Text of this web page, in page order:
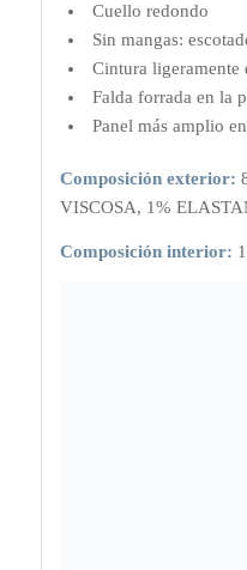
Cuello redondo
Sin mangas:
Cintura ligeramente
Falda forrada en la
Panel más amplio
Composición exterior:
VISCOSA, 1%
Composición interior: